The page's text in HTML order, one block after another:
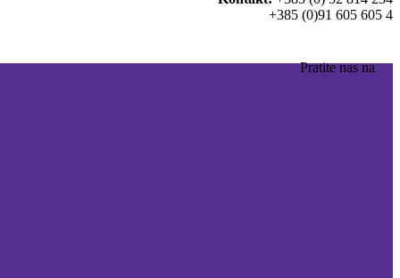
+385 (0)91 605 605 4
Pratite nas na